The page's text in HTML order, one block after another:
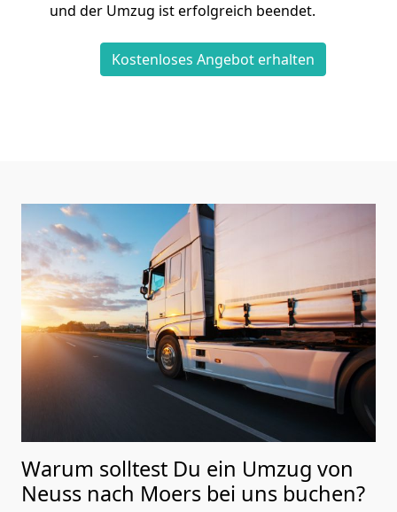
und der Umzug ist erfolgreich beendet.
Kostenloses Angebot erhalten
Warum solltest Du ein Umzug von
Neuss nach Moers bei uns buchen?